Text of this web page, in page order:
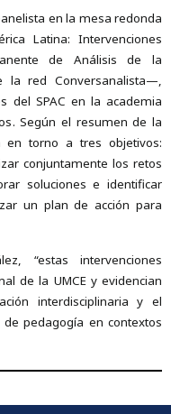
en la mesa redonda
Latina: Intervenciones
de Análisis de la
la red Conversanalista—,
del SPAC en la academia
Según el resumen de la
en torno a tres objetivos:
conjuntamente los retos
soluciones e identificar
un plan de acción para
“estas intervenciones
de la UMCE y evidencian
interdisciplinaria y el
pedagogía en contextos